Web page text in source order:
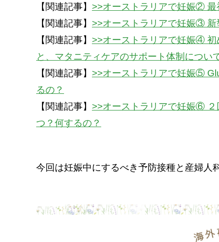
【関連記事】 >>オーストラリアで妊娠②
【関連記事】 >>オーストラリアで妊娠③
【関連記事】 >>オーストラリアで妊娠④
と、マタニティケアのサポート体制につい
【関連記事】 >>オーストラリアで妊娠⑤
るの？
【関連記事】 >>オーストラリアで妊娠⑥
つ？何するの？
今回は妊娠中にするべき予防接種と産婦人